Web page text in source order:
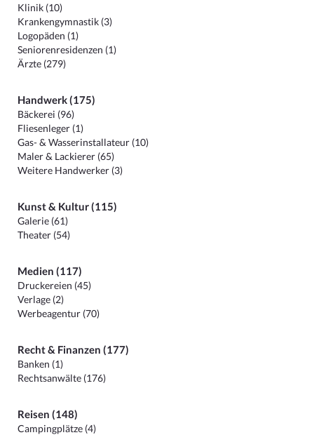
Klinik (10)
Krankengymnastik (3)
Logopäden (1)
Seniorenresidenzen (1)
Ärzte (279)
Handwerk (175)
Bäckerei (96)
Fliesenleger (1)
Gas- & Wasserinstallateur (10)
Maler & Lackierer (65)
Weitere Handwerker (3)
Kunst & Kultur (115)
Galerie (61)
Theater (54)
Medien (117)
Druckereien (45)
Verlage (2)
Werbeagentur (70)
Recht & Finanzen (177)
Banken (1)
Rechtsanwälte (176)
Reisen (148)
Campingplätze (4)